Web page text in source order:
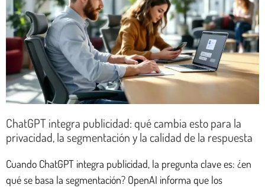
ChatGPT integra publicidad: qué cambia esto para la
privacidad, la segmentación y la calidad de la respuesta
Cuando ChatGPT integra publicidad, la pregunta clave es: ¿en
qué se basa la segmentación? OpenAI informa que los